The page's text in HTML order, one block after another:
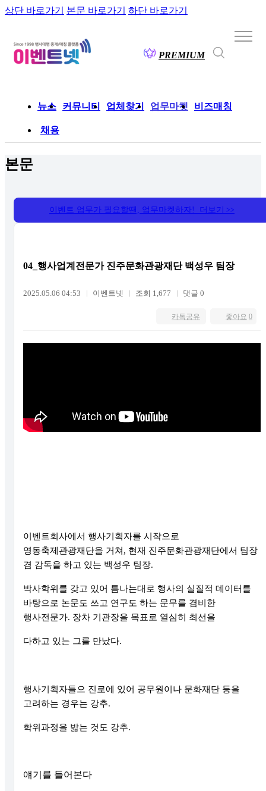
상단 바로가기 본문 바로가기 하단 바로가기
PREMIUM
뉴스 커뮤니티 업체찾기 업무마켓 비즈매칭
채용
본문
이벤트 업무가 필요할땐, 업무마켓하자! 더보기 >>
04_행사업계전문가 진주문화관광재단 백성우 팀장
2025.05.06 04:53 이벤트넷 조회 1,677 댓글 0
좋아요 0
카톡공유
이벤트회사에서 행사기획자를 시작으로
영동축제관광재단을 거쳐, 현재 진주문화관광재단에서 팀장
겸 감독을 하고 있는 백성우 팀장.
박사학위를 갖고 있어 틈나는대로 행사의 실질적 데이터를
바탕으로 논문도 쓰고 연구도 하는 문무를 겸비한
행사전문가. 장차 기관장을 목표로 열심히 최선을
다하고 있는 그를 만났다.
행사기획자들으 진로에 있어 공무원이나 문화재단 등을
고려하는 경우는 강추.
학위과정을 밟는 것도 강추.
얘기를 들어본다